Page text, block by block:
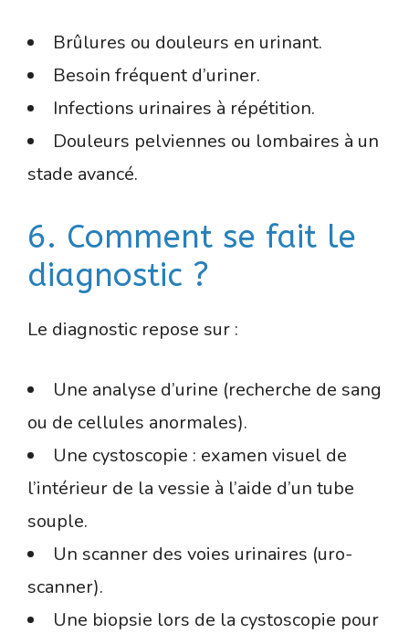
Brûlures ou douleurs en urinant.
Besoin fréquent d’uriner.
Infections urinaires à répétition.
Douleurs pelviennes ou lombaires à un
stade avancé.
6. Comment se fait le
diagnostic ?
Le diagnostic repose sur :
Une analyse d’urine (recherche de sang
ou de cellules anormales).
Une cystoscopie : examen visuel de
l’intérieur de la vessie à l’aide d’un tube
souple.
Un scanner des voies urinaires (uro-
scanner).
Une biopsie lors de la cystoscopie pour